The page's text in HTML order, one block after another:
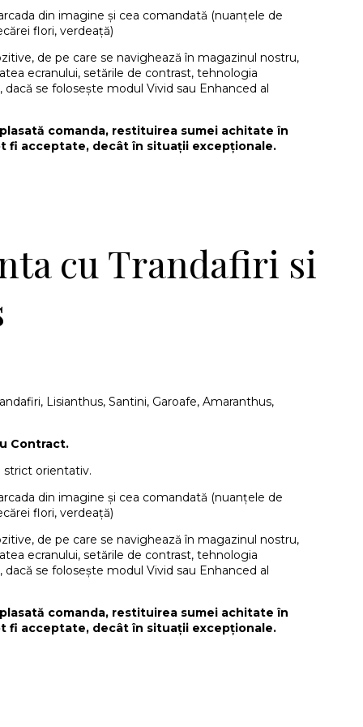
din imagine și cea comandată (nuanțele de
flori, verdeață)
de pe care se navighează în magazinul nostru,
ecranului, setările de contrast, tehnologia
se folosește modul Vivid sau Enhanced al
comanda, restituirea sumei achitate în
fi acceptate, decât în situații excepționale.
cu Trandafiri si
Lisianthus, Santini, Garoafe, Amaranthus,
Contract.
strict orientativ.
din imagine și cea comandată (nuanțele de
flori, verdeață)
de pe care se navighează în magazinul nostru,
ecranului, setările de contrast, tehnologia
se folosește modul Vivid sau Enhanced al
comanda, restituirea sumei achitate în
fi acceptate, decât în situații excepționale.